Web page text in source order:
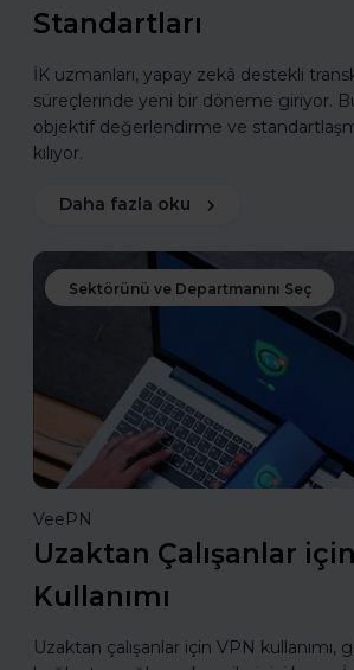
Standartları
İK uzmanları, yapay zekâ destekli
süreçlerinde yeni bir döneme giriyor.
objektif değerlendirme ve
kılıyor.
Daha fazla oku
Sektörünü ve Departmanını Seç
VeePN
Uzaktan Çalışanlar
Kullanımı
Uzaktan çalışanlar için VPN kullanımı,